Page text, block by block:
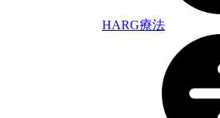
HARG療法